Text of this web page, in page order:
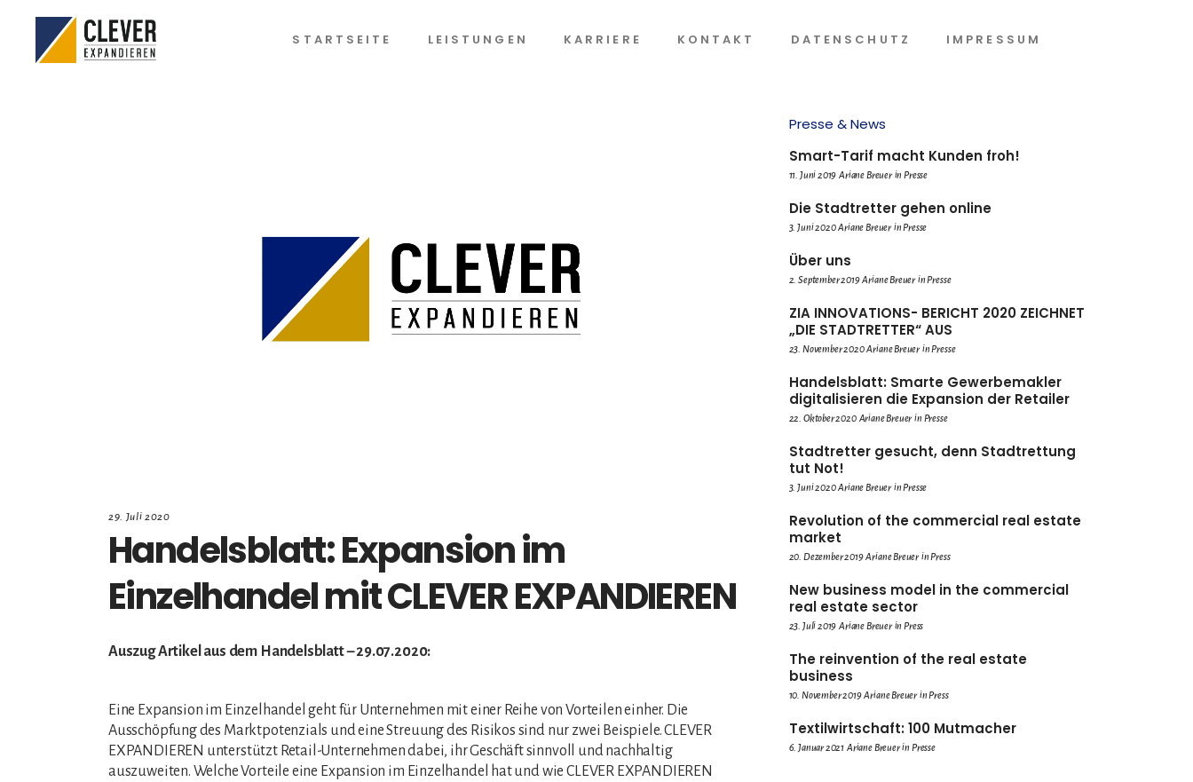
STARTSEITE LEISTUNGEN KARRIERE KONTAKT DATENSCHUTZ IMPRESSUM
29. Juli 2020
Handelsblatt: Expansion im
Einzelhandel mit CLEVER EXPANDIEREN
Auszug Artikel aus dem Handelsblatt – 29.07.2020:
Eine Expansion im Einzelhandel geht für Unternehmen mit einer Reihe von Vorteilen einher. Die
Ausschöpfung des Marktpotenzials und eine Streuung des Risikos sind nur zwei Beispiele. CLEVER
EXPANDIEREN unterstützt Retail-Unternehmen dabei, ihr Geschäft sinnvoll und nachhaltig
auszuweiten. Welche Vorteile eine Expansion im Einzelhandel hat und wie CLEVER EXPANDIEREN
Presse & News
Smart-Tarif macht Kunden froh!
11. Juni 2019 Ariane Breuer in Presse
Die Stadtretter gehen online
3. Juni 2020 Ariane Breuer in Presse
Über uns
2. September 2019 Ariane Breuer in Presse
ZIA INNOVATIONS- BERICHT 2020 ZEICHNET
„DIE STADTRETTER“ AUS
23. November 2020 Ariane Breuer in Presse
Handelsblatt: Smarte Gewerbemakler
digitalisieren die Expansion der Retailer
22. Oktober 2020 Ariane Breuer in Presse
Stadtretter gesucht, denn Stadtrettung
tut Not!
3. Juni 2020 Ariane Breuer in Presse
Revolution of the commercial real estate
market
20. Dezember 2019 Ariane Breuer in Press
New business model in the commercial
real estate sector
23. Juli 2019 Ariane Breuer in Press
The reinvention of the real estate
business
10. November 2019 Ariane Breuer in Press
Textilwirtschaft: 100 Mutmacher
6. Januar 2021 Ariane Breuer in Presse